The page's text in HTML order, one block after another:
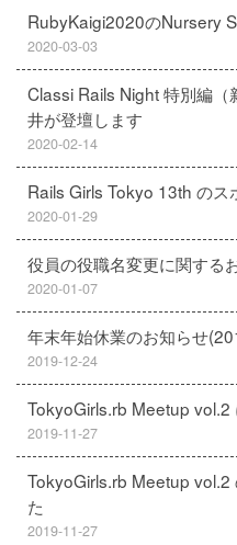
RubyKaigi2020のNursery
2020-03-03
Classi Rails Night 特別編（
井が登壇します
2020-02-14
Rails Girls Tokyo 13th のス
2020-01-29
役員の役職名変更に関する
2020-01-07
年末年始休業のお知らせ
2019-12-24
TokyoGirls.rb Meetup vol.2
2019-11-27
TokyoGirls.rb Meetup vol.2
た
2019-11-27